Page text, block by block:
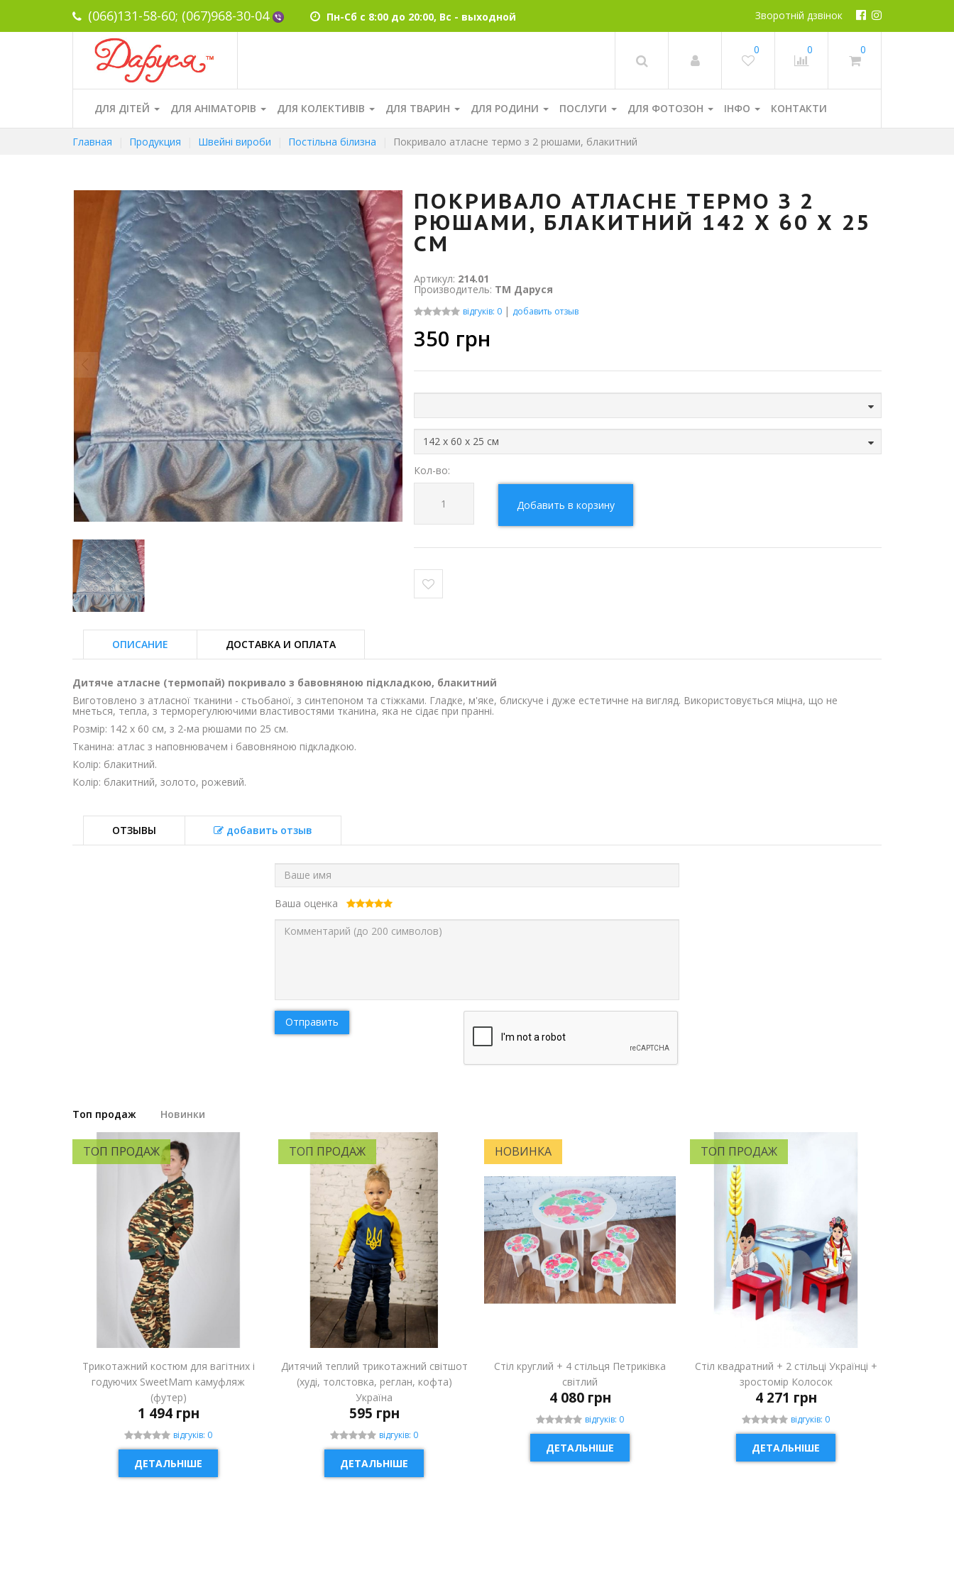
(066)131-58-60; (067)968-30-04 Пн-Сб с 8:00 до 20:00, Вс - выходной Зворотній дзвінок
0
0
0
ДЛЯ ДІТЕЙ ДЛЯ АНІМАТОРІВ ДЛЯ КОЛЕКТИВІВ ДЛЯ ТВАРИН ДЛЯ РОДИНИ ПОСЛУГИ ДЛЯ ФОТОЗОН ІНФО КОНТАКТИ
Главная Продукция Швейні вироби Постільна білизна Покривало атласне термо з 2 рюшами, блакитний
ПОКРИВАЛО АТЛАСНЕ ТЕРМО З 2
РЮШАМИ, БЛАКИТНИЙ 142 Х 60 Х 25
СМ
Артикул: 214.01
Производитель: ТМ Даруся
відгуків: 0 | добавить отзыв
350 грн
Кол-во:
Добавить в корзину
ОПИСАНИЕ ДОСТАВКА И ОПЛАТА
Дитяче атласне (термопай) покривало з бавовняною підкладкою, блакитний
Виготовлено з атласної тканини - стьобаної, з синтепоном та стіжками. Гладке, м'яке, блискуче і дуже естетичне на вигляд. Використовується міцна, що не
мнеться, тепла, з терморегулюючими властивостями тканина, яка не сідає при пранні.
Розмір: 142 х 60 см, з 2-ма рюшами по 25 см.
Тканина: атлас з наповнювачем і бавовняною підкладкою.
Колір: блакитний.
Колір: блакитний, золото, рожевий.
ОТЗЫВЫ добавить отзыв
Ваша оценка
Отправить
Топ продаж Новинки
ТОП ПРОДАЖ
Трикотажний костюм для вагітних і
годуючих SweetMam камуфляж
(футер)
1 494 грн
відгуків: 0
ДЕТАЛЬНІШЕ
ТОП ПРОДАЖ
Дитячий теплий трикотажний світшот
(худі, толстовка, реглан, кофта)
Україна
595 грн
відгуків: 0
ДЕТАЛЬНІШЕ
НОВИНКА
Стіл круглий + 4 стільця Петриківка
світлий
4 080 грн
відгуків: 0
ДЕТАЛЬНІШЕ
ТОП ПРОДАЖ
Стіл квадратний + 2 стільці Українці +
зростомір Колосок
4 271 грн
відгуків: 0
ДЕТАЛЬНІШЕ